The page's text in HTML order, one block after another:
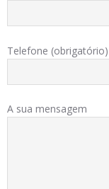
Telefone (obrigatório)
A sua mensagem